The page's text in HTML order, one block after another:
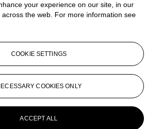
2000)
2000)
Girls)
2000)
2000)
your experience on our site, in our
the web. For more information see
COOKIE SETTINGS
COOKIES ONLY
ACCEPT ALL